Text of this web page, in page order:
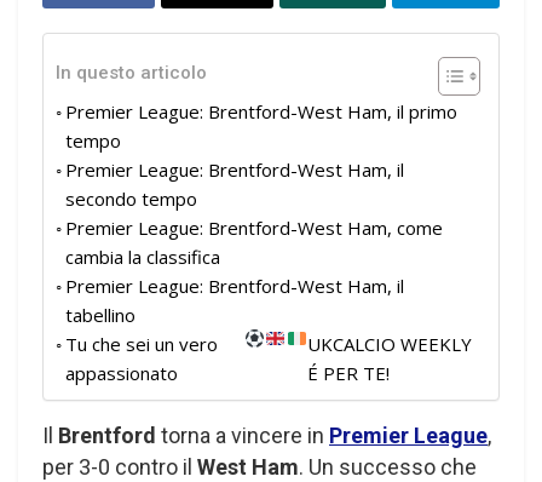
In questo articolo
Premier League: Brentford-West Ham, il primo
tempo
Premier League: Brentford-West Ham, il
secondo tempo
Premier League: Brentford-West Ham, come
cambia la classifica
Premier League: Brentford-West Ham, il
tabellino
Tu che sei un vero
appassionato
UKCALCIO WEEKLY
É PER TE!
Il Brentford torna a vincere in Premier League,
per 3-0 contro il West Ham. Un successo che